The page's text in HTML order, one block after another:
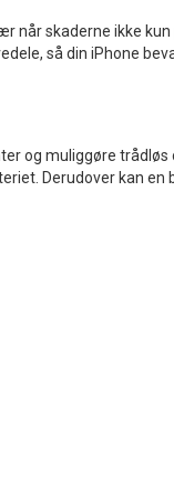
når skaderne ikke
så din iPhone
og muliggøre trådløs
Derudover kan en